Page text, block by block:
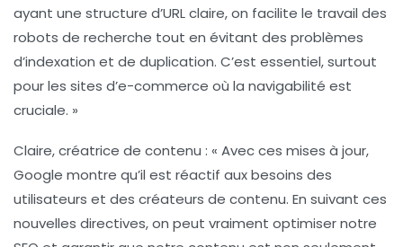
ayant une structure d’URLclaire, on facilite le travail des
robots de recherche tout en évitant des problèmes
d’indexation et de duplication. C’est essentiel, surtout
pour les sites d’e-commerce où la navigabilité est
cruciale. »
Claire, créatrice de contenu : « Avec ces mises à jour,
Google montre qu’il est réactif aux besoins des
utilisateurs et des créateurs de contenu. En suivant ces
nouvelles directives, on peut vraiment optimiser notre